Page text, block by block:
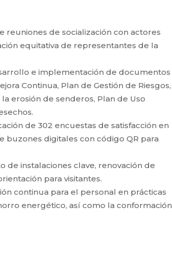
reuniones de socialización con actores
equitativa de representantes de la
e implementación de documentos
Continua, Plan de Gestión de Riesgos,
erosión de senderos, Plan de Uso
de 302 encuestas de satisfacción en
buzones digitales con código QR para
de instalaciones clave, renovación de
para visitantes.
continua para el personal en prácticas
energético, así como la conformación